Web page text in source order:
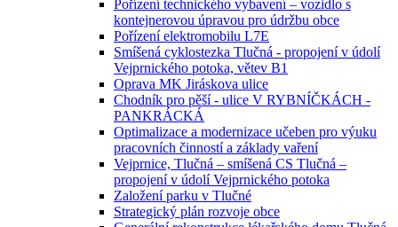
Pořízení technického vybavení – vozidlo s
kontejnerovou úpravou pro údržbu obce
Pořízení elektromobilu L7E
Smíšená cyklostezka Tlučná - propojení v údolí
Vejprnického potoka, větev B1
Oprava MK Jiráskova ulice
Chodník pro pěší - ulice V RYBNÍČKÁCH -
PANKRÁCKÁ
Optimalizace a modernizace učeben pro výuku
pracovních činností a základy vaření
Vejprnice, Tlučná – smíšená CS Tlučná –
propojení v údolí Vejprnického potoka
Založení parku v Tlučné
Strategický plán rozvoje obce